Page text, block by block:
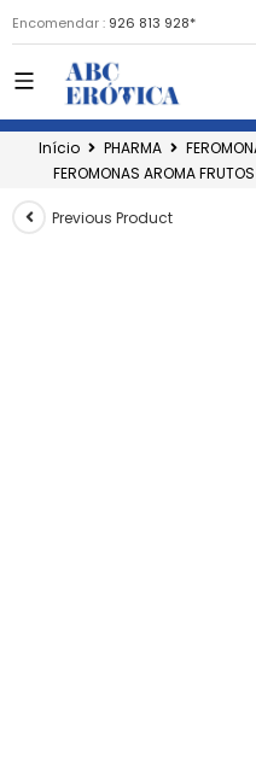
Encomendar : 926 813 928*
Início PHARMA
FEROMONAS AROMA
Previous Product